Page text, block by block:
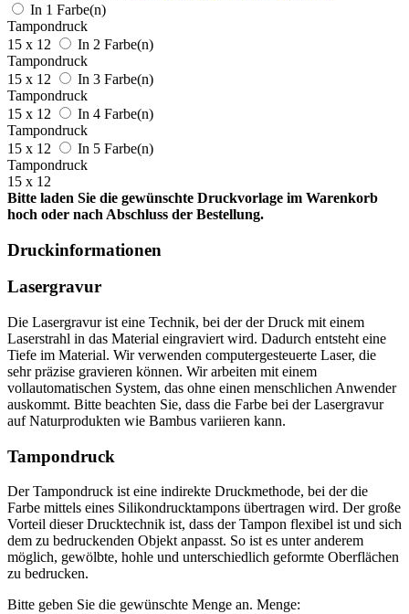
In 1 Farbe(n)
Tampondruck
15 x 12
In 2 Farbe(n)
Tampondruck
15 x 12
In 3 Farbe(n)
Tampondruck
15 x 12
In 4 Farbe(n)
Tampondruck
15 x 12
In 5 Farbe(n)
Tampondruck
15 x 12
Bitte laden Sie die gewünschte Druckvorlage im Warenkorb
hoch oder nach Abschluss der Bestellung.
Druckinformationen
Lasergravur
Die Lasergravur ist eine Technik, bei der der Druck mit einem
Laserstrahl in das Material eingraviert wird. Dadurch entsteht eine
Tiefe im Material. Wir verwenden computergesteuerte Laser, die
sehr präzise gravieren können. Wir arbeiten mit einem
vollautomatischen System, das ohne einen menschlichen Anwender
auskommt. Bitte beachten Sie, dass die Farbe bei der Lasergravur
auf Naturprodukten wie Bambus variieren kann.
Tampondruck
Der Tampondruck ist eine indirekte Druckmethode, bei der die
Farbe mittels eines Silikondrucktampons übertragen wird. Der große
Vorteil dieser Drucktechnik ist, dass der Tampon flexibel ist und sich
dem zu bedruckenden Objekt anpasst. So ist es unter anderem
möglich, gewölbte, hohle und unterschiedlich geformte Oberflächen
zu bedrucken.
Bitte geben Sie die gewünschte Menge an. Menge: